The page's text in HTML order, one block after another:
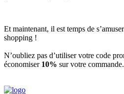
Et maintenant, il est temps de
shopping !
N’oubliez pas d’utiliser votre code
économiser 10% sur votre commande.